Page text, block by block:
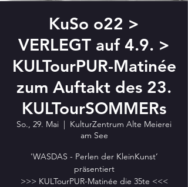
KuSo o22 >
VERLEGT auf 4.9. >
KULTourPUR-Matinée
zum Auftakt des 23.
KULTourSOMMERs
So., 29. Mai
  |
KulturZentrum Alte Meierei
am See
'WASDAS - Perlen der KleinKunst’
präsentiert
>>> KULTourPUR-Matinée die 35te <<<